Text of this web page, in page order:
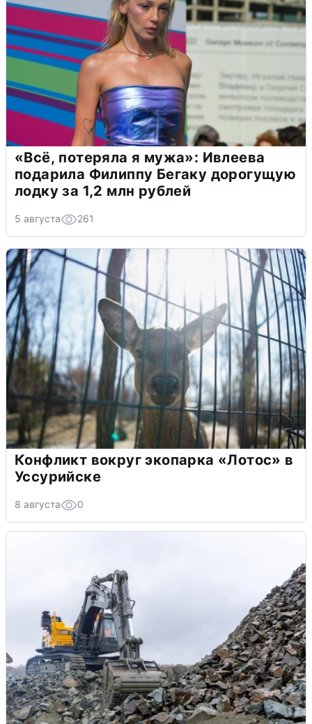
«Всё, потеряла я мужа»: Ивлеева
подарила Филиппу Бегаку дорогущую
лодку за 1,2 млн рублей
5 августа 261
Конфликт вокруг экопарка «Лотос» в
Уссурийске
8 августа 0